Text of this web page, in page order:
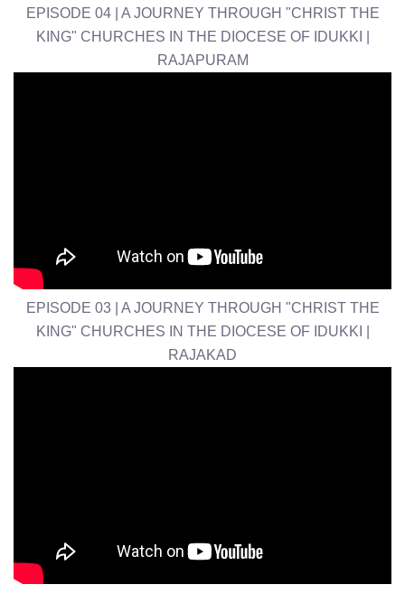
EPISODE 04 | A JOURNEY THROUGH "CHRIST THE
KING" CHURCHES IN THE DIOCESE OF IDUKKI |
RAJAPURAM
EPISODE 03 | A JOURNEY THROUGH "CHRIST THE
KING" CHURCHES IN THE DIOCESE OF IDUKKI |
RAJAKAD